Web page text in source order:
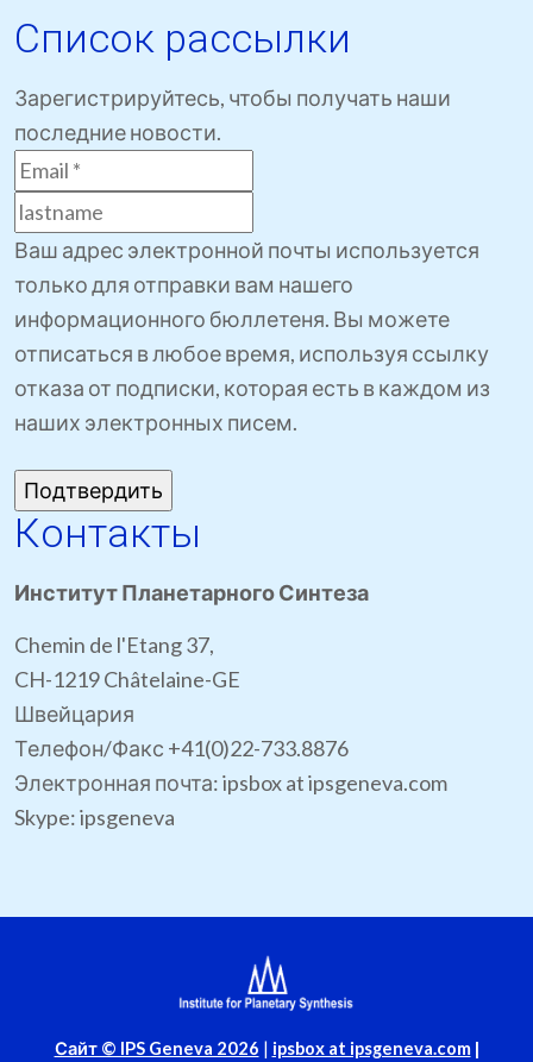
Список рассылки
Зарегистрируйтесь, чтобы получать наши
последние новости.
Ваш адрес электронной почты используется
только для отправки вам нашего
информационного бюллетеня. Вы можете
отписаться в любое время, используя ссылку
отказа от подписки, которая есть в каждом из
наших электронных писем.
Контакты
Институт Планетарного Синтеза
Chemin de l'Etang 37,
CH-1219 Châtelaine-GE
Швейцария
Телефон/Факс +41(0)22-733.8876
Электронная почта: ipsbox at ipsgeneva.com
Skype: ipsgeneva
Сайт © IPS Geneva 2026 | ipsbox at ipsgeneva.com|